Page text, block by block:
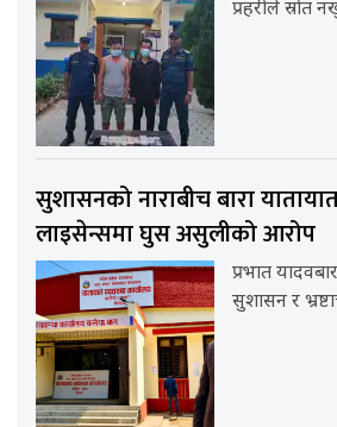
प्रहरीले स्रोत
सुशासनको नाराबीच बारा
लाइसेन्समा घुस असुलीको आरोप
प्रभात
सुशासन र